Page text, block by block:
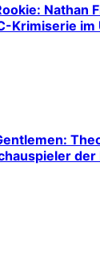
Nathan
Krimiserie im